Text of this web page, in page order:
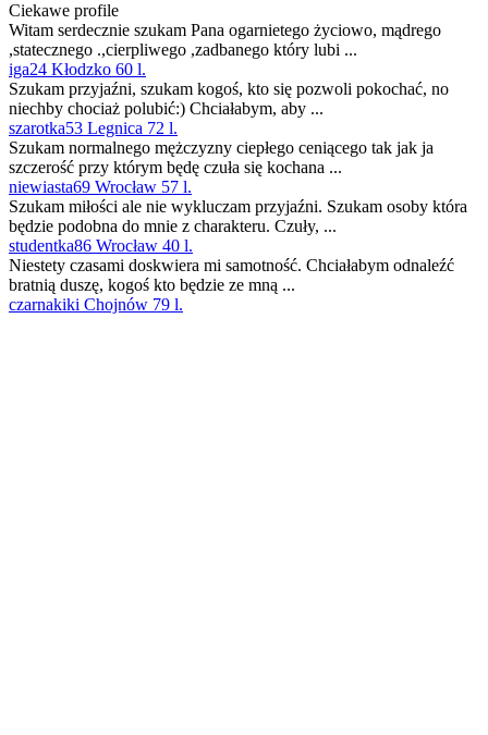
Ciekawe profile
Witam serdecznie szukam Pana ogarnietego życiowo, mądrego
,statecznego .,cierpliwego ,zadbanego który lubi ...
iga24 Kłodzko 60 l.
Szukam przyjaźni, szukam kogoś, kto się pozwoli pokochać, no
niechby chociaż polubić:) Chciałabym, aby ...
szarotka53 Legnica 72 l.
Szukam normalnego mężczyzny ciepłego ceniącego tak jak ja
szczerość przy którym będę czuła się kochana ...
niewiasta69 Wrocław 57 l.
Szukam miłości ale nie wykluczam przyjaźni. Szukam osoby która
będzie podobna do mnie z charakteru. Czuły, ...
studentka86 Wrocław 40 l.
Niestety czasami doskwiera mi samotność. Chciałabym odnaleźć
bratnią duszę, kogoś kto będzie ze mną ...
czarnakiki Chojnów 79 l.